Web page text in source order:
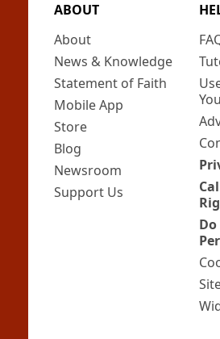
ABOUT
About
News & Knowledge
Statement of Faith
Mobile App
Store
Blog
Newsroom
Support Us